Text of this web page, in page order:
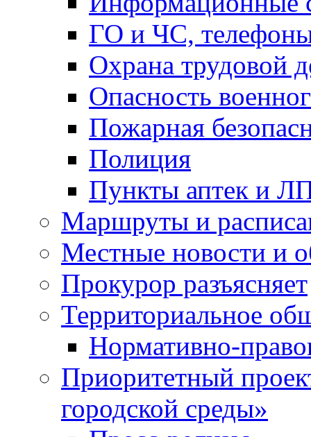
ГО и ЧС,
Охрана трудовой
Опасность
Пожарная
Полиция
Пункты аптек и
Маршруты и
Местные новости и
Прокурор разъясняет
Территориальное
Нормативно-
Приоритетный
городской среды»